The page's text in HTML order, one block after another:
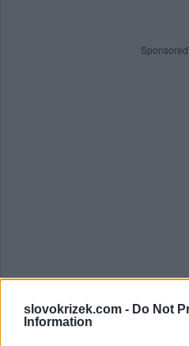
slovokrizek.com - Do Not
Information